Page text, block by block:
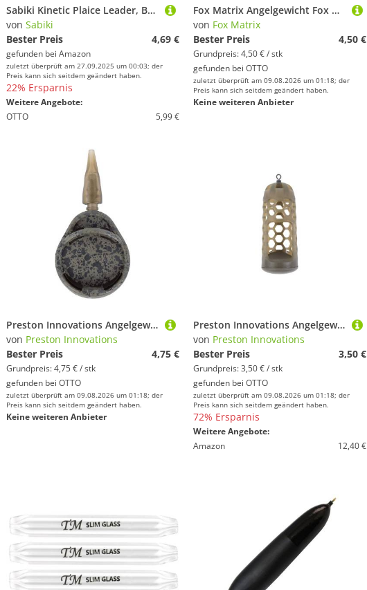
Sabiki Kinetic Plaice Leader, Buttlöffel-Vorfach in sechs Farben, Hakengröße 1/0, Länge 115cm, von 40-120g, Mundschnur 0,45mm (Sunset, 80g)
von Sabiki
Bester Preis
4,69 €
gefunden bei Amazon
zuletzt überprüft am 27.09.2025 um 00:03; der
Preis kann sich seitdem geändert haben.
22% Ersparnis
Weitere Angebote:
OTTO
5,99 €
Fox Matrix Angelgewicht Fox Matrix Mini Swivel Caged Feeders - 1 Futterkorb
von Fox Matrix
Bester Preis
4,50 €
Grundpreis: 4,50 € / stk
gefunden bei OTTO
zuletzt überprüft am 09.08.2026 um 01:18; der
Preis kann sich seitdem geändert haben.
Keine weiteren Anbieter
Preston Innovations Angelgewicht Icm Method Feeder - 16G
von Preston Innovations
Bester Preis
4,75 €
Grundpreis: 4,75 € / stk
gefunden bei OTTO
zuletzt überprüft am 09.08.2026 um 01:18; der
Preis kann sich seitdem geändert haben.
Keine weiteren Anbieter
Preston Innovations Angelgewicht Absolute Window Feeder (Caged) - Large 30G
von Preston Innovations
Bester Preis
3,50 €
Grundpreis: 3,50 € / stk
gefunden bei OTTO
zuletzt überprüft am 09.08.2026 um 01:18; der
Preis kann sich seitdem geändert haben.
72% Ersparnis
Weitere Angebote:
Amazon
12,40 €